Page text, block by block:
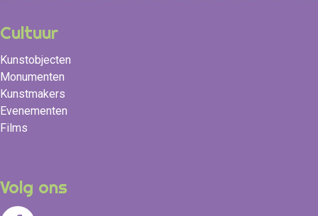
Cultuur
Kunstobjecten
Monumenten
Kunstmakers
Evenementen
Films
Volg ons